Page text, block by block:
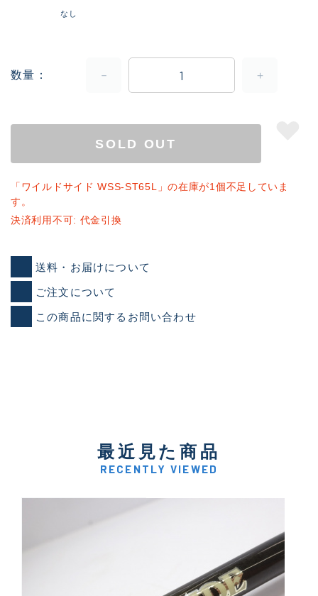
なし
数量
SOLD OUT
「ワイルドサイド WSS-ST65L」の在庫が1個不足していま
す。
決済利用不可: 代金引換
送料・お届けについて
ご注文について
この商品に関するお問い合わせ
最近見た商品
RECENTLY VIEWED